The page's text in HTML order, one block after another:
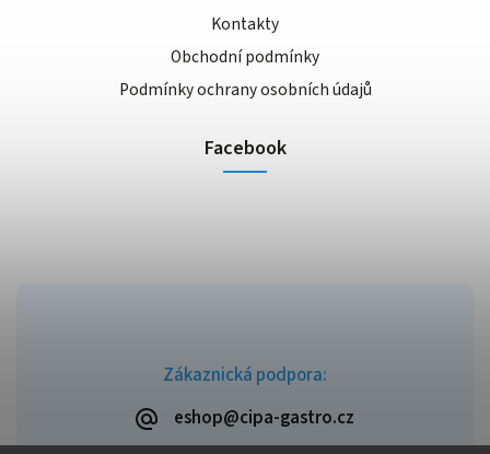
Zákaznická podpora:
eshop@cipa-gastro.cz
Kontakty
Obchodní podmínky
Podmínky ochrany osobních údajů
Facebook